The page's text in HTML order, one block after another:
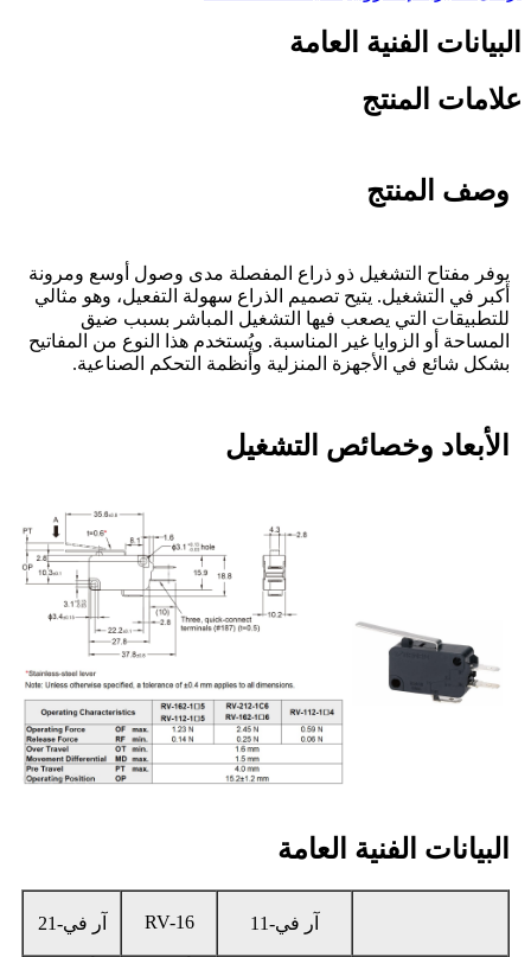
البيانات الفنية العامة
علامات المنتج
وصف المنتج
يوفر مفتاح التشغيل ذو ذراع المفصلة مدى وصول أوسع ومرونة
أكبر في التشغيل. يتيح تصميم الذراع سهولة التفعيل، وهو مثالي
للتطبيقات التي يصعب فيها التشغيل المباشر بسبب ضيق
المساحة أو الزوايا غير المناسبة. ويُستخدم هذا النوع من المفاتيح
بشكل شائع في الأجهزة المنزلية وأنظمة التحكم الصناعية.
الأبعاد وخصائص التشغيل
البيانات الفنية العامة
آر في-11 RV-16 آر في-21